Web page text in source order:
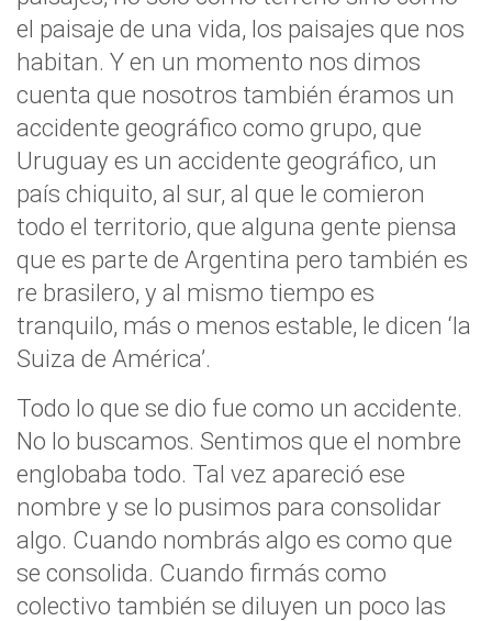
el paisaje de una vida, los paisajes que nos
habitan. Y en un momento nos dimos
cuenta que nosotros también éramos un
accidente geográfico como grupo, que
Uruguay es un accidente geográfico, un
país chiquito, al sur, al que le comieron
todo el territorio, que alguna gente piensa
que es parte de Argentina pero también es
re brasilero, y al mismo tiempo es
tranquilo, más o menos estable, le dicen ‘la
Suiza de América’.
Todo lo que se dio fue como un accidente.
No lo buscamos. Sentimos que el nombre
englobaba todo. Tal vez apareció ese
nombre y se lo pusimos para consolidar
algo. Cuando nombrás algo es como que
se consolida. Cuando firmás como
colectivo también se diluyen un poco las